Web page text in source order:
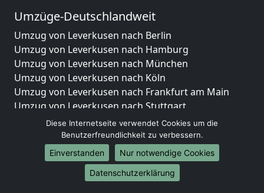
Umzüge-Deutschlandweit
Umzug von Leverkusen nach Berlin
Umzug von Leverkusen nach Hamburg
Umzug von Leverkusen nach München
Umzug von Leverkusen nach Köln
Umzug von Leverkusen nach Frankfurt am Main
Umzug von Leverkusen nach Stuttgart
Umzug von Leverkusen nach Düsseldorf
Umzug von Leverkusen nach Leipzig
Umzug von Leverkusen nach Dortmund
Umzug von Leverkusen nach Essen
Umzug von Leverkusen nach Bremen
Diese Internetseite verwendet Cookies um die
Benutzerfreundlichkeit zu verbessern.
Einverstanden
Nur notwendige Cookies
Datenschutzerklärung